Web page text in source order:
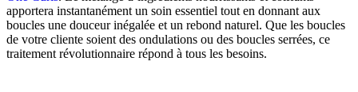
apportera instantanément un soin essentiel tout en donnant aux
boucles une douceur inégalée et un rebond naturel. Que les boucles
de votre cliente soient des ondulations ou des boucles serrées, ce
traitement révolutionnaire répond à tous les besoins.